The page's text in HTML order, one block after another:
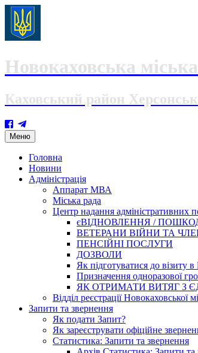
Новокаховська
Каховський район
Меню Skip
to
content
Головна
Новини
Адміністрація
Аппарат МВА
Міська рада
Центр надання адміністративних
єВІДНОВЛЕННЯ /
ВЕТЕРАНИ ВІЙНИ ТА
ПЕНСІЙНІ ПОСЛУГИ
ДОЗВОЛИ
Як підготуватися до візиту
Призначення одноразової
ЯК ОТРИМАТИ ВИТЯГ З
Відділ реєстрації Новокаховської
Запити та звернення
Як подати Запит?
Як зареєструвати офіційне
Статистика: Запити та звернення